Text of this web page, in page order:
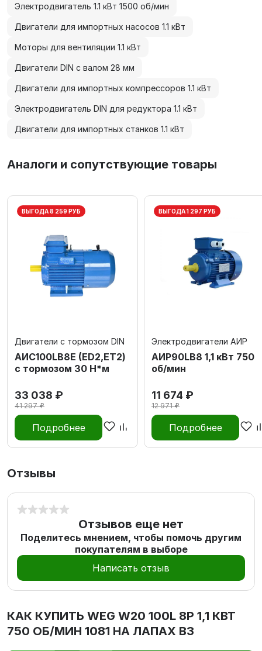
Электродвигатель 1.1 кВт 1500 об/мин
Двигатели для импортных насосов 1.1 кВт
Моторы для вентиляции 1.1 кВт
Двигатели DIN с валом 28 мм
Двигатели для импортных компрессоров 1.1 кВт
Электродвигатель DIN для редуктора 1.1 кВт
Двигатели для импортных станков 1.1 кВт
Аналоги и сопутствующие товары
ВЫГОДА 8 259 РУБ
Двигатели с тормозом DIN
AИC100LB8Е (ED2,ET2)
с тормозом 30 Н*м
33 038 ₽
41 297 ₽
Подробнее
ВЫГОДА 1 297 РУБ
Электродвигатели АИР
АИР90LВ8 1,1 кВт 750
об/мин
11 674 ₽
12 971 ₽
Подробнее
Отзывы
Отзывов еще нет
Поделитесь мнением, чтобы помочь другим
покупателям в выборе
Написать отзыв
КАК КУПИТЬ WEG W20 100L 8P 1,1 КВТ
750 ОБ/МИН 1081 НА ЛАПАХ В3